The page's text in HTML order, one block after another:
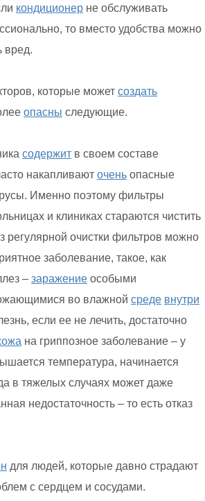
кондиционер не обслуживать
то вместо удобства можно
вред.
которые может создать
опасны следующие.
содержит в своем составе
накапливают очень опасные
Именно поэтому фильтры
и клиниках стараются чистить
регулярной очистки фильтров можно
заболевание, такое, как
– заражение особыми
во влажной среде внутри
если ее не лечить, достаточно
на гриппозное заболевание – у
температура, начинается
в тяжелых случаях может даже
недостаточность – то есть отказ
для людей, которые давно страдают
с сердцем и сосудами.